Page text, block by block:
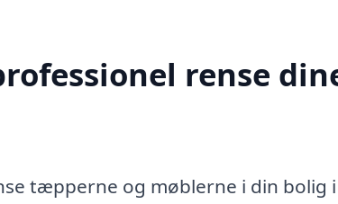
rense
tæpperne og møblerne i din bolig i